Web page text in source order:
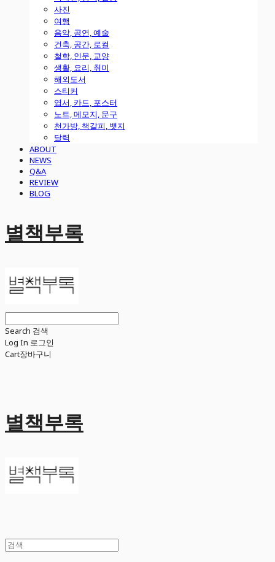
사진
여행
음악, 공연, 예술
건축, 공간, 로컬
철학, 인문, 교양
생활, 요리, 취미
해외도서
스티커
엽서, 카드, 포스터
노트, 메모지, 문구
천가방, 책갈피, 뱃지
달력
ABOUT
NEWS
Q&A
REVIEW
BLOG
별책부록
Search 검색
Log In 로그인
Cart장바구니
별책부록